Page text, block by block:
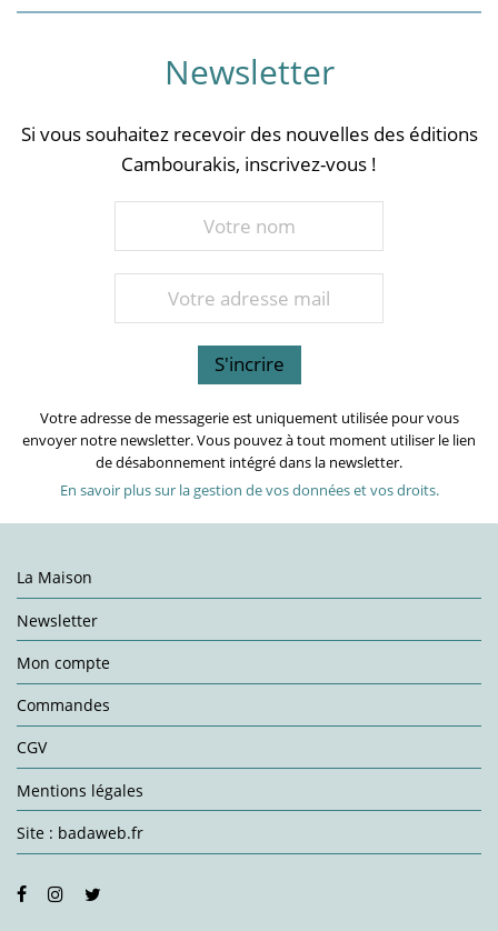
Newsletter
Si vous souhaitez recevoir des nouvelles des éditions
Cambourakis, inscrivez-vous !
Votre adresse de messagerie est uniquement utilisée pour vous
envoyer notre newsletter. Vous pouvez à tout moment utiliser le lien
de désabonnement intégré dans la newsletter.
En savoir plus sur la gestion de vos données et vos droits.
La Maison
Newsletter
Mon compte
Commandes
CGV
Mentions légales
Site : badaweb.fr